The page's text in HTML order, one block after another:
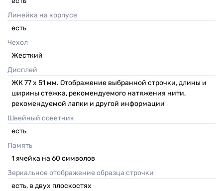
Линейка на корпусе
есть
Чехол
Жесткий
Дисплей
ЖК 77 х 51 мм. Отображение выбранной строчки, длины и
ширины стежка, рекомендуемого натяжения нити,
рекомендуемой лапки и другой информации
Швейный советник
есть
Память
1 ячейка на 60 символов
Зеркальное отображение образца строчки
есть, в двух плоскостях